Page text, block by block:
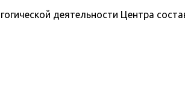
деятельности Центра